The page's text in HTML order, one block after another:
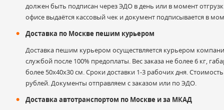
Электронная почта
Оценка
должен быть подписан через ЭДО в день или в момент
офисе выдаётся кассовый чек и документ подписывается в
Доставка по Москве пешим курьером
Доставка пешим курьером осуществляется курьером
службой после 100% предоплаты. Вес заказа не более 6 кг,
более 50х40х30 см. Сроки доставки 1-3 рабочих дня.
рублей. Документы отправляем с заказом или по ЭДО.
Доставка автотранспортом по Москве и за МКАД